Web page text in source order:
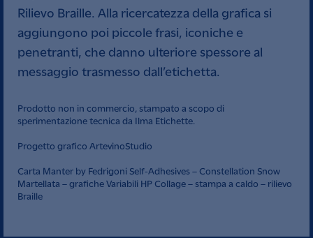
Rilievo Braille. Alla ricercatezza della grafica si
aggiungono poi piccole frasi, iconiche e
penetranti, che danno ulteriore spessore al
messaggio trasmesso dall’etichetta.
Prodotto non in commercio, stampato a scopo di
sperimentazione tecnica da Ilma Etichette.
Progetto grafico ArtevinoStudio
Carta Manter by Fedrigoni Self-Adhesives – Constellation Snow
Martellata – grafiche Variabili HP Collage – stampa a caldo – rilievo
Braille